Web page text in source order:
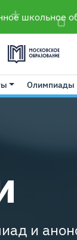
школьное
Олимпиады
и